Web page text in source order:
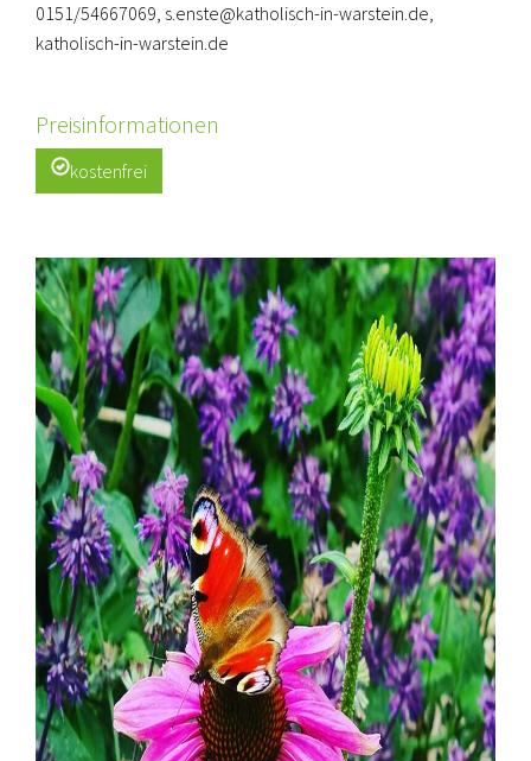
0151/54667069, s.enste@katholisch-in-warstein.de,
katholisch-in-warstein.de
Preisinformationen
kostenfrei